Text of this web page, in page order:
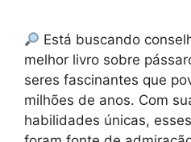
Está buscando
melhor livro sobre
seres fascinantes que
milhões de anos. Com
habilidades únicas,